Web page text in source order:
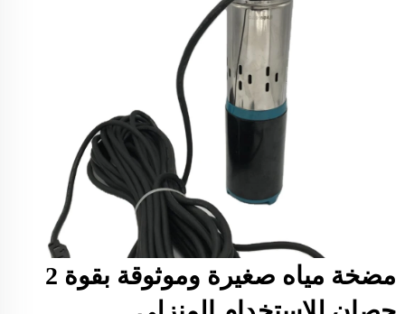
مضخة مياه صغيرة وموثوقة بقوة 2